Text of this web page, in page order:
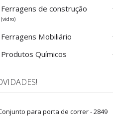
Ferragens de construção
(vidro)
Ferragens Mobiliário
Produtos Químicos
para porta de correr - 2849